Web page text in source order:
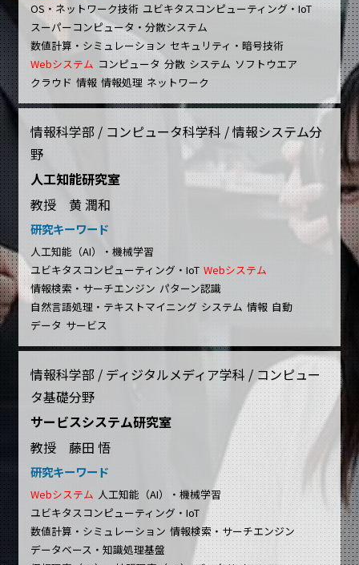
OS・ネットワーク技術 ユビキタスコンピューティング・IoT
スーパーコンピュータ・分散システム
数値計算・シミュレーション セキュリティ・暗号技術
Webシステム コンピュータ 分散 システム ソフトウエア
クラウド 情報 情報処理 ネットワーク
情報科学部 / コンピュータ科学科 / 情報システム分
野
人工知能研究室
教授 黄 潤和
研究キーワード
人工知能（AI）・機械学習
ユビキタスコンピューティング・IoT Webシステム
情報検索・サーチエンジン パターン認識
自然言語処理・テキストマイニング システム 情報 自動
データ サービス
情報科学部 / ディジタルメディア学科 / コンピュー
タ基礎分野
サービスシステム研究室
教授 藤田 悟
研究キーワード
Webシステム 人工知能（AI）・機械学習
ユビキタスコンピューティング・IoT
数値計算・シミュレーション 情報検索・サーチエンジン
データベース・知識処理基盤